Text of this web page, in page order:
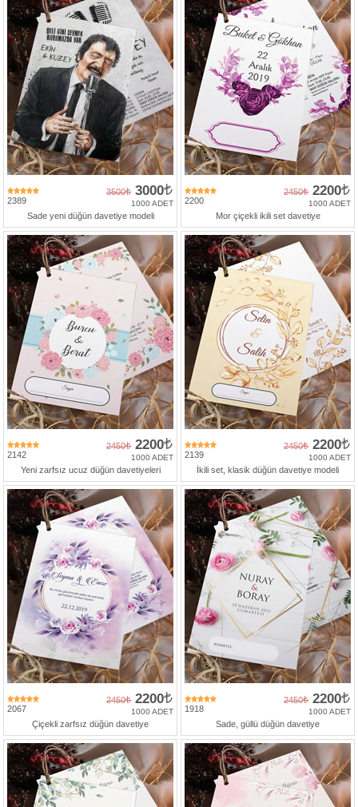
2389
3500 3000
1000 ADET
Sade yeni düğün davetiye modeli
2200
2450 2200
1000 ADET
Mor çiçekli ikili set davetiye
2142
2450 2200
1000 ADET
Yeni zarfsız ucuz düğün davetiyeleri
2139
2450 2200
1000 ADET
İkili set, klasik düğün davetiye modeli
2067
2450 2200
1000 ADET
Çiçekli zarfsız düğün davetiye
1918
2450 2200
1000 ADET
Sade, güllü düğün davetiye